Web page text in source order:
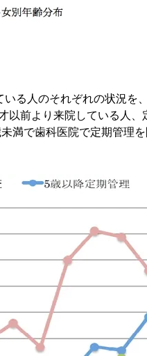
る人のそれぞれの状況を
前より来院している人、
満で歯科医院で定期管理